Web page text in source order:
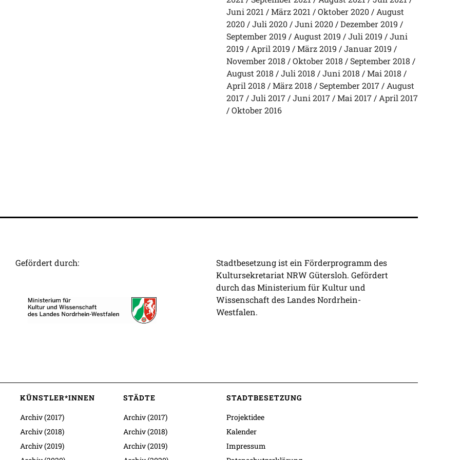
Juni 2021
März 2021 Oktober 2020
August
2020
Juli 2020 Juni 2020
Dezember 2019
September 2019
August 2019 Juli 2019
Juni
2019
April 2019 März 2019
Januar 2019
November 2018
Oktober 2018
September 2018
August 2018
Juli 2018 Juni 2018
Mai 2018
April 2018
März 2018 September 2017
August
2017
Juli 2017 Juni 2017 Mai 2017
April 2017
Oktober 2016
Gefördert durch:
Stadtbesetzung ist ein Förderprogramm des
Kultursekretariat NRW Gütersloh. Gefördert
durch das Ministerium für Kultur und
Wissenschaft des Landes Nordrhein-
Westfalen.
KÜNSTLER*INNEN
Archiv (2017)
Archiv (2018)
Archiv (2019)
STÄDTE
Archiv (2017)
Archiv (2018)
Archiv (2019)
STADTBESETZUNG
Projektidee
Kalender
Impressum